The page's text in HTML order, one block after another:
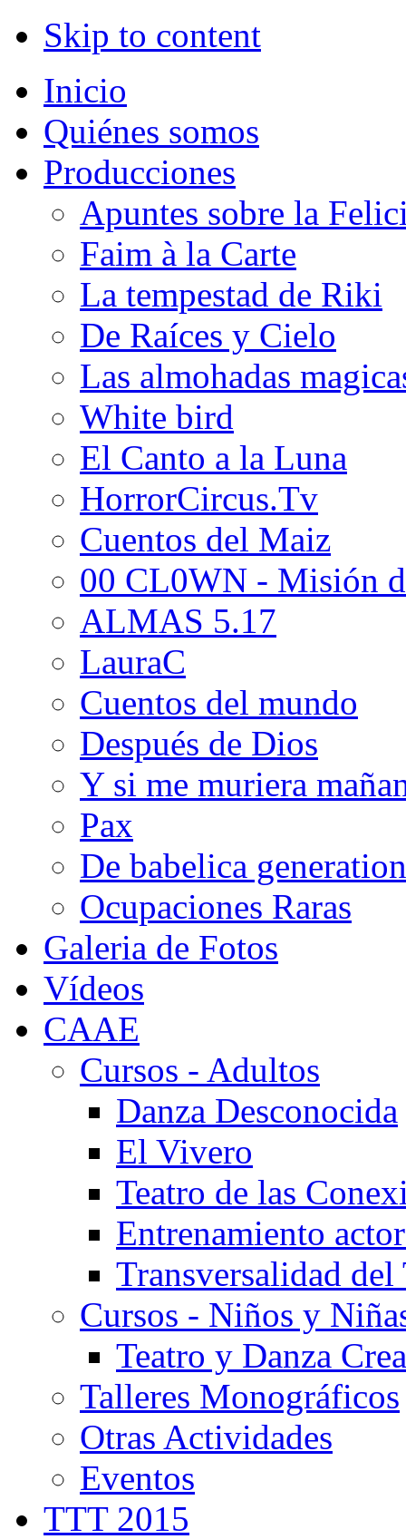
Skip to content
Inicio
Quiénes somos
Producciones
Apuntes sobre la
Faim à la Carte
La tempestad de Riki
De Raíces y Cielo
Las almohadas
White bird
El Canto a la Luna
HorrorCircus.Tv
Cuentos del Maiz
00 CL0WN - Misión
ALMAS 5.17
LauraC
Cuentos del mundo
Después de Dios
Y si me muriera
Pax
De babelica
Ocupaciones Raras
Galeria de Fotos
Vídeos
CAAE
Cursos - Adultos
Danza Desconocida
El Vivero
Teatro de las
Entrenamiento
Transversalidad del
Cursos - Niños y
Teatro y Danza
Talleres Monográficos
Otras Actividades
Eventos
TTT 2015